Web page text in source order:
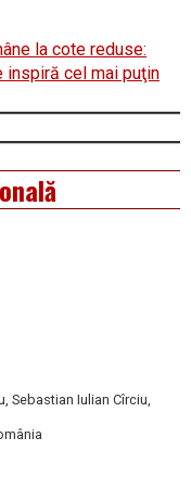
la cote reduse:
inspiră cel mai puţin
Sebastian Iulian Cîrciu,